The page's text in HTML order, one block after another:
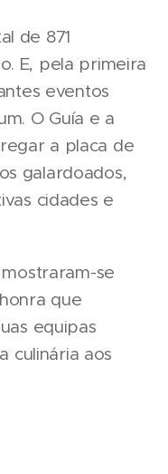
de 871
E, pela primeira
eventos
O Guía e a
a placa de
galardoados,
cidades e
se
que
equipas
culinária aos